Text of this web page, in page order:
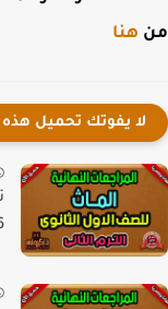
هنا
لا يفوتك تحميل هذه